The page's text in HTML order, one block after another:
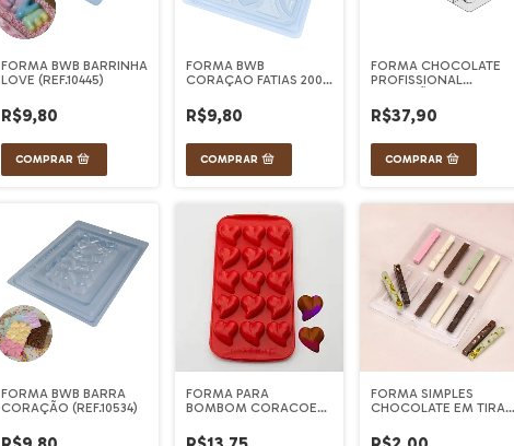
FORMA BWB BARRINHA
LOVE (REF.10445)
R$9,80
FORMA BWB
CORAÇAO FATIAS 200
R$9,80
FORMA CHOCOLATE
PROFISSIONAL
(TABATA ROMERO)
R$37,90
FORMA BWB BARRA
CORAÇÃO (REF.10534)
FORMA PARA
BOMBOM CORACOES
FORMA SIMPLES
CHOCOLATE EM TIRAS